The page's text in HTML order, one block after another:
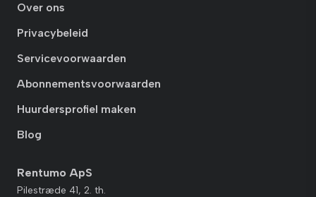
Over ons
Privacybeleid
Servicevoorwaarden
Abonnementsvoorwaarden
Huurdersprofiel maken
Blog
Rentumo ApS
Pilestræde 41, 2. th.